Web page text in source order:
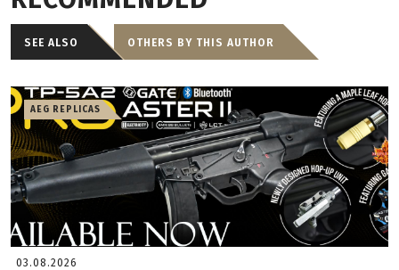
SEE ALSO OTHERS BY THIS AUTHOR
AEG REPLICAS
03.08.2026